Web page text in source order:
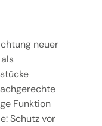
neuer
Funktion
Schutz vor